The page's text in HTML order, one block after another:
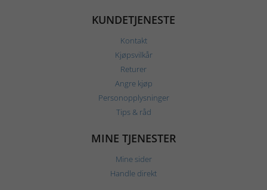
KUNDETJENESTE
Kontakt
Kjøpsvilkår
Returer
Angre kjøp
Personopplysninger
Tips & råd
MINE TJENESTER
Mine sider
Handle direkt